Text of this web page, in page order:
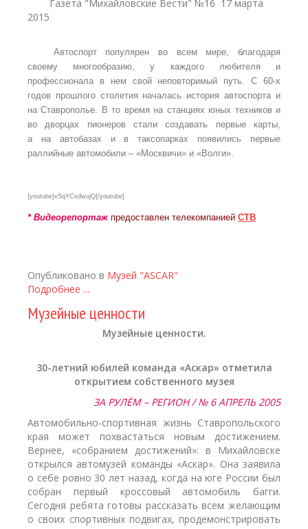
Газета "Михайловские Вести" №16 17 марта
2015
Автоспорт популярен во всем мире, благодаря
своему многообразию, у каждого любителя и
профессионала в нем свой неповторимый путь. С 60-х
годов прошлого столетия началась история автоспорта и
на Ставрополье. В то время на станциях юных техников и
во дворцах пионеров стали создавать первые карты,
а на автобазах и в таксопарках появились первые
раллийные автомобили – «Москвичи» и «Волги».
{youtube}xSqYCxdwujQ{/youtube}
* Видеорепортаж предоставлен телекомпанией СТВ
Опубликовано в Музей "ASCAR"
Подробнее ...
Музейные ценности
Музейные ценности.
30-летний юбилей команда «Аскар» отметила
открытием собственного музея
ЗА РУЛЁМ – РЕГИОН / № 6 АПРЕЛЬ 2005
Автомобильно-спортивная жизнь Ставропольского
края может похвастаться новым достижением.
Вернее, «собранием достижений»: в Михайловске
открылся автомузей команды «Аскар». Она заявила
о себе ровно 30 лет назад, когда на юге России был
собран первый кроссовый автомобиль багги.
Сегодня ребята готовы рассказать всем желающим
о своих спортивных подвигах, продемонстрировать